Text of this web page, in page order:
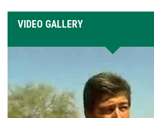
VIDEO GALLERY